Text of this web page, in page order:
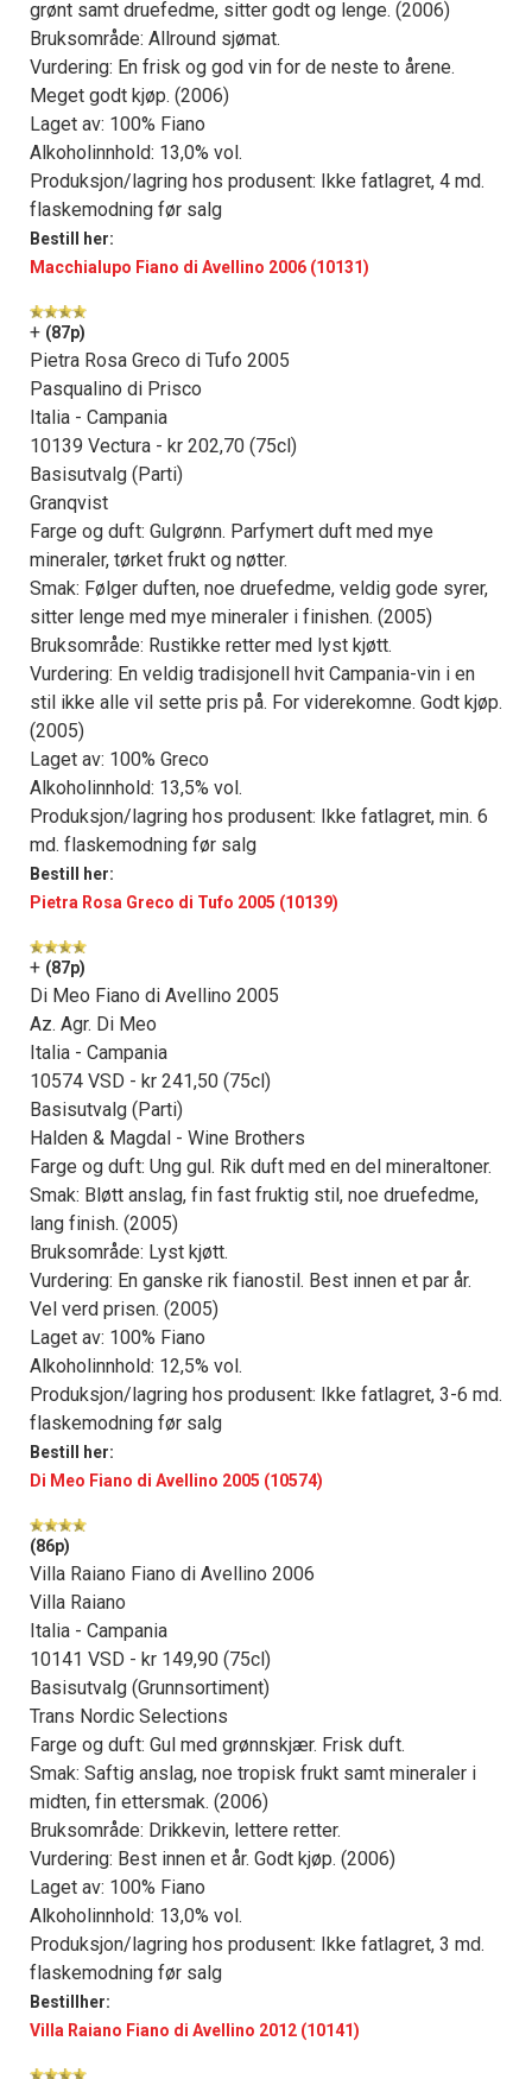
grønt samt druefedme, sitter godt og lenge. (2006)
Bruksområde: Allround sjømat.
Vurdering: En frisk og god vin for de neste to årene.
Meget godt kjøp. (2006)
Laget av: 100% Fiano
Alkoholinnhold: 13,0% vol.
Produksjon/lagring hos produsent: Ikke fatlagret, 4 md.
flaskemodning før salg
Bestill her:
Macchialupo Fiano di Avellino 2006 (10131)
+ (87p)
Pietra Rosa Greco di Tufo 2005
Pasqualino di Prisco
Italia - Campania
10139 Vectura - kr 202,70 (75cl)
Basisutvalg (Parti)
Granqvist
Farge og duft: Gulgrønn. Parfymert duft med mye
mineraler, tørket frukt og nøtter.
Smak: Følger duften, noe druefedme, veldig gode syrer,
sitter lenge med mye mineraler i finishen. (2005)
Bruksområde: Rustikke retter med lyst kjøtt.
Vurdering: En veldig tradisjonell hvit Campania-vin i en
stil ikke alle vil sette pris på. For viderekomne. Godt kjøp.
(2005)
Laget av: 100% Greco
Alkoholinnhold: 13,5% vol.
Produksjon/lagring hos produsent: Ikke fatlagret, min. 6
md. flaskemodning før salg
Bestill her:
Pietra Rosa Greco di Tufo 2005 (10139)
+ (87p)
Di Meo Fiano di Avellino 2005
Az. Agr. Di Meo
Italia - Campania
10574 VSD - kr 241,50 (75cl)
Basisutvalg (Parti)
Halden & Magdal - Wine Brothers
Farge og duft: Ung gul. Rik duft med en del mineraltoner.
Smak: Bløtt anslag, fin fast fruktig stil, noe druefedme,
lang finish. (2005)
Bruksområde: Lyst kjøtt.
Vurdering: En ganske rik fianostil. Best innen et par år.
Vel verd prisen. (2005)
Laget av: 100% Fiano
Alkoholinnhold: 12,5% vol.
Produksjon/lagring hos produsent: Ikke fatlagret, 3-6 md.
flaskemodning før salg
Bestill her:
Di Meo Fiano di Avellino 2005 (10574)
(86p)
Villa Raiano Fiano di Avellino 2006
Villa Raiano
Italia - Campania
10141 VSD - kr 149,90 (75cl)
Basisutvalg (Grunnsortiment)
Trans Nordic Selections
Farge og duft: Gul med grønnskjær. Frisk duft.
Smak: Saftig anslag, noe tropisk frukt samt mineraler i
midten, fin ettersmak. (2006)
Bruksområde: Drikkevin, lettere retter.
Vurdering: Best innen et år. Godt kjøp. (2006)
Laget av: 100% Fiano
Alkoholinnhold: 13,0% vol.
Produksjon/lagring hos produsent: Ikke fatlagret, 3 md.
flaskemodning før salg
Bestillher:
Villa Raiano Fiano di Avellino 2012 (10141)